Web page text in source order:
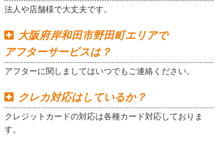
法人や店舗様で大丈夫です。
大阪府岸和田市野田町エリアで
アフターサービスは？
アフターに関しましてはいつでもご連絡ください。
クレカ対応はしているか？
クレジットカードの対応は各種カード対応しておりま
す。